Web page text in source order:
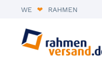
WE ❤ RAHMEN